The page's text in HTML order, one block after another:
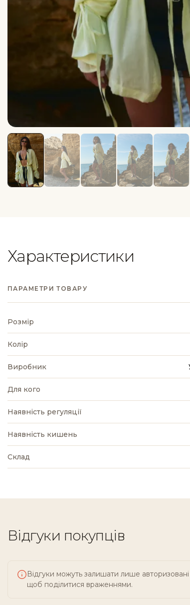
Характеристики
ПАРАМЕТРИ ТОВАРУ
Розмір
Колір
Виробник
Для кого
Наявність регуляції
Наявність кишень
Склад
Відгуки покупців
Відгуки можуть залишати лише авторизовані
щоб поділитися враженнями.